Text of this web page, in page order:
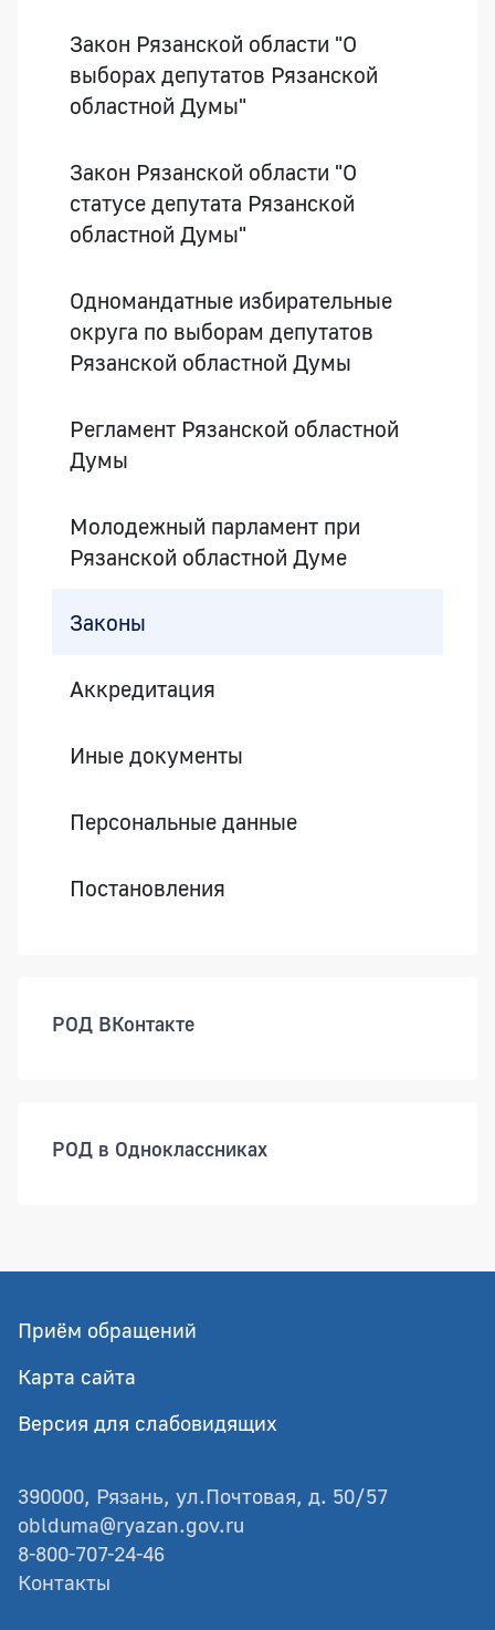
Закон Рязанской области "О
выборах депутатов Рязанской
областной Думы"
Закон Рязанской области "О
статусе депутата Рязанской
областной Думы"
Одномандатные избирательные
округа по выборам депутатов
Рязанской областной Думы
Регламент Рязанской областной
Думы
Молодежный парламент при
Рязанской областной Думе
Законы
Аккредитация
Иные документы
Персональные данные
Постановления
РОД ВКонтакте
РОД в Одноклассниках
Приём обращений
Карта сайта
Версия для слабовидящих
390000, Рязань, ул.Почтовая, д. 50/57
oblduma@ryazan.gov.ru
8-800-707-24-46
Контакты